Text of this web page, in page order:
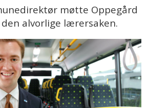
møtte Oppegård
den alvorlige lærersaken.